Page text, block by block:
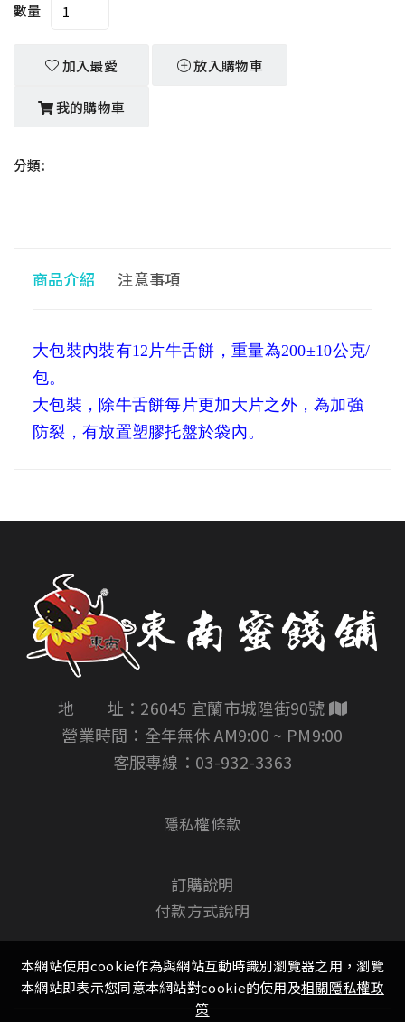
數量
加入最愛 放入購物車
我的購物車
分類:
商品介紹 注意事項
大包裝內裝有12片牛舌餅，重量為200±10公克/
包。
大包裝，除牛舌餅每片更加大片之外，為加強
防裂，有放置塑膠托盤於袋內。
地 址：26045 宜蘭市城隍街90號
營業時間：全年無休 AM9:00 ~ PM9:00
客服專線： 03-932-3363
隱私權條款
訂購說明
付款方式說明
本網站使用cookie作為與網站互動時識別瀏覽器之用，瀏覽
本網站即表示您同意本網站對cookie的使用及相關隱私權政
策